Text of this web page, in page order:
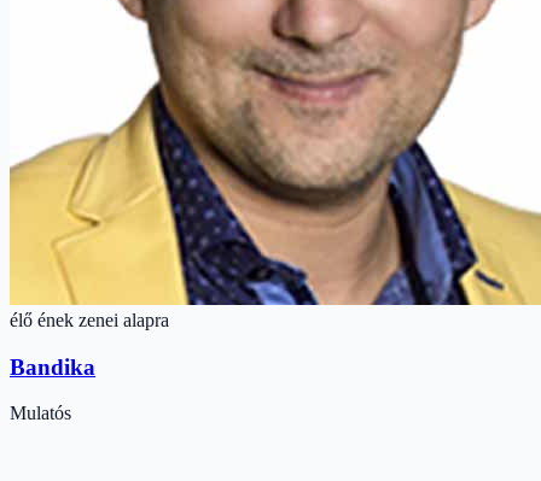
élő ének zenei alapra
Bandika
Mulatós